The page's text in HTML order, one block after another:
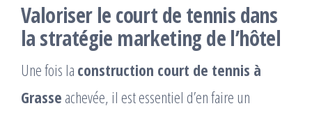
Valoriser le court de tennis dans
la stratégie marketing de l’hôtel
Une fois la construction court de tennis à
Grasse achevée, il est essentiel d’en faire un